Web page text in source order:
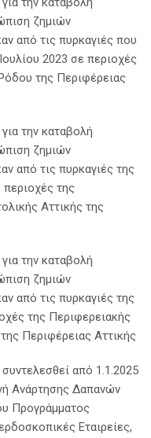
ζημιών
από τις πυρκαγιές που
2023 σε περιοχές
της Περιφέρειας
την καταβολή
ζημιών
από τις πυρκαγιές της
περιοχές της
Αττικής της
την καταβολή
ζημιών
από τις πυρκαγιές της
της Περιφερειακής
Περιφέρειας Αττικής
από 1.1.2025
Ανάρτησης Δαπανών
Προγράμματος
Εταιρείες,